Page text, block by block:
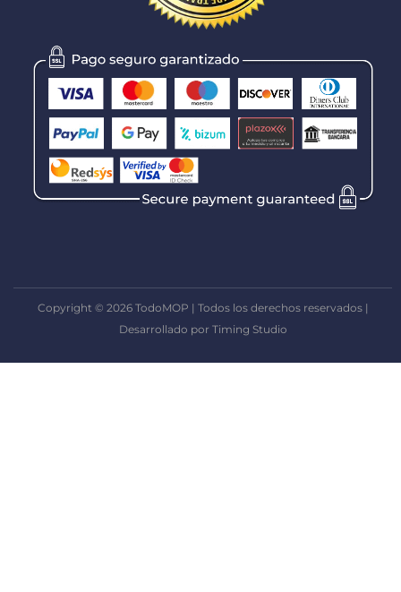
Copyright © 2026 TodoMOP | Todos los derechos reservados |
Desarrollado por Timing Studio